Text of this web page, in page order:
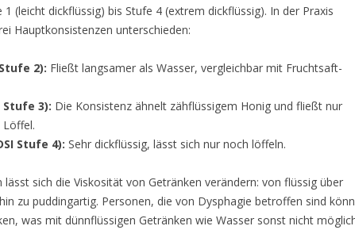
(leicht dickflüssig) bis Stufe 4 (extrem dickflüssig). In der Praxis
Hauptkonsistenzen unterschieden:
2): Fließt langsamer als Wasser, vergleichbar mit Fruchtsaft-
Stufe 3): Die Konsistenz ähnelt zähflüssigem Honig und fließt nur
Stufe 4): Sehr dickflüssig, lässt sich nur noch löffeln.
lässt sich die Viskosität von Getränken verändern: von flüssig über
zu puddingartig. Personen, die von Dysphagie betroffen sind
was mit dünnflüssigen Getränken wie Wasser sonst nicht